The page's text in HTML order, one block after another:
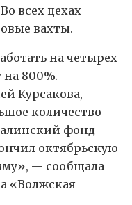
всех цехах
вахты.
на четырех
800%.
Курсакова,
количество
фонд
октябрьскую
— сообщала
«Волжская